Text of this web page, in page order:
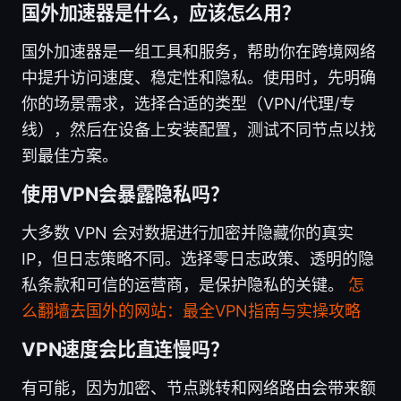
国外加速器是什么，应该怎么用？
国外加速器是一组工具和服务，帮助你在跨境网络
中提升访问速度、稳定性和隐私。使用时，先明确
你的场景需求，选择合适的类型（VPN/代理/专
线），然后在设备上安装配置，测试不同节点以找
到最佳方案。
使用VPN会暴露隐私吗？
大多数 VPN 会对数据进行加密并隐藏你的真实
IP，但日志策略不同。选择零日志政策、透明的隐
私条款和可信的运营商，是保护隐私的关键。 怎
么翻墙去国外的网站：最全VPN指南与实操攻略
VPN速度会比直连慢吗？
有可能，因为加密、节点跳转和网络路由会带来额